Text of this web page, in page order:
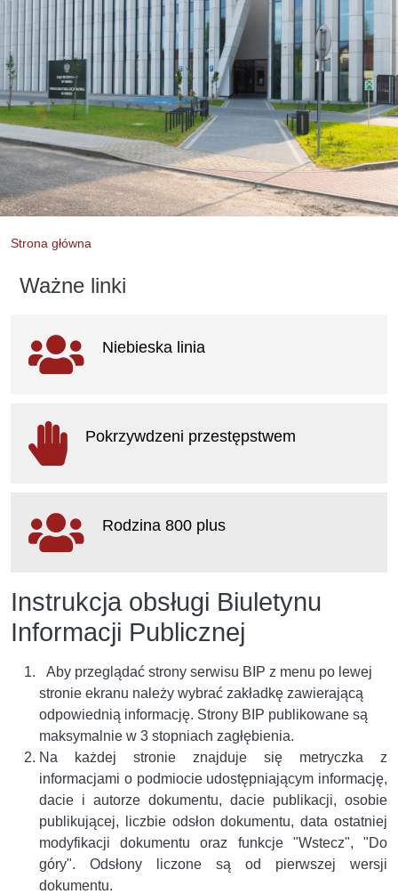
Strona główna
Instrukcja obsługi Biuletynu
Informacji Publicznej
Aby przeglądać strony serwisu BIP z menu po lewej
stronie ekranu należy wybrać zakładkę zawierającą
odpowiednią informację. Strony BIP publikowane są
maksymalnie w 3 stopniach zagłębienia.
Na każdej stronie znajduje się metryczka z
informacjami o podmiocie udostępniającym informację,
dacie i autorze dokumentu, dacie publikacji, osobie
publikującej, liczbie odsłon dokumentu, data ostatniej
modyfikacji dokumentu oraz funkcje "Wstecz", "Do
góry". Odsłony liczone są od pierwszej wersji
dokumentu.
Ważne linki
Ważne
linki
Niebieska linia
nowym
Pokrzywdzeni przestępstwem
nowym
Rodzina 800 plus
się
w
nowym